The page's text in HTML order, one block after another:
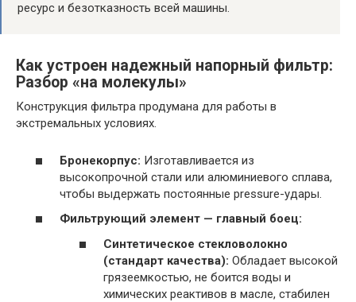
ресурс и безотказность всей машины.
Как устроен надежный напорный фильтр:
Разбор «на молекулы»
Конструкция фильтра продумана для работы в
экстремальных условиях.
Бронекорпус: Изготавливается из
высокопрочной стали или алюминиевого сплава,
чтобы выдержать постоянные pressure-удары.
Фильтрующий элемент — главный боец:
Синтетическое стекловолокно
(стандарт качества): Обладает высокой
грязеемкостью, не боится воды и
химических реактивов в масле, стабилен